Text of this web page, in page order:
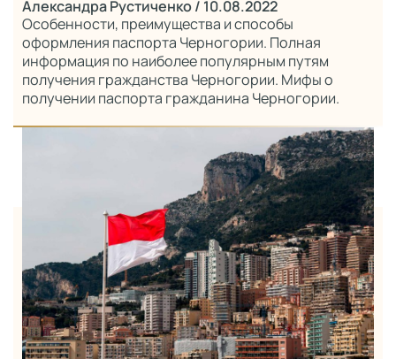
Александра Рустиченко/ 10.08.2022
Особенности, преимущества и способы
оформления паспорта Черногории. Полная
информация по наиболее популярным путям
получения гражданства Черногории. Мифы о
получении паспорта гражданина Черногории.